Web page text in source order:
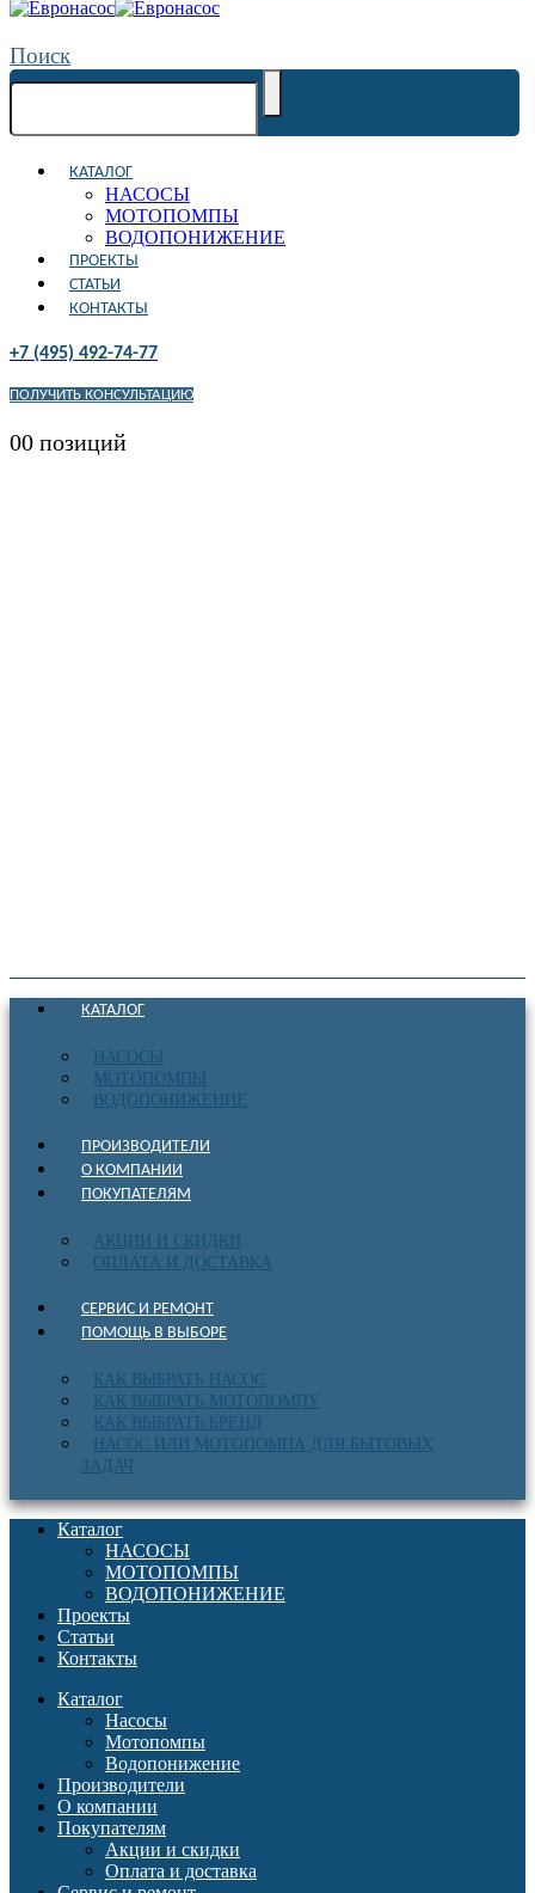
Поиск
КАТАЛОГ
НАСОСЫ
МОТОПОМПЫ
ВОДОПОНИЖЕНИЕ
ПРОЕКТЫ
СТАТЬИ
КОНТАКТЫ
+7 (495) 492-74-77
ПОЛУЧИТЬ КОНСУЛЬТАЦИЮ
00 позиций
КАТАЛОГ
НАСОСЫ
МОТОПОМПЫ
ВОДОПОНИЖЕНИЕ
ПРОИЗВОДИТЕЛИ
О КОМПАНИИ
ПОКУПАТЕЛЯМ
АКЦИИ И СКИДКИ
ОПЛАТА И ДОСТАВКА
СЕРВИС И РЕМОНТ
ПОМОЩЬ В ВЫБОРЕ
КАК ВЫБРАТЬ НАСОС
КАК ВЫБРАТЬ МОТОПОМПУ
КАК ВЫБРАТЬ БРЕНД
НАСОС ИЛИ МОТОПОМПА ДЛЯ БЫТОВЫХ
ЗАДАЧ
Каталог
НАСОСЫ
МОТОПОМПЫ
ВОДОПОНИЖЕНИЕ
Проекты
Статьи
Контакты
Каталог
Насосы
Мотопомпы
Водопонижение
Производители
О компании
Покупателям
Акции и скидки
Оплата и доставка